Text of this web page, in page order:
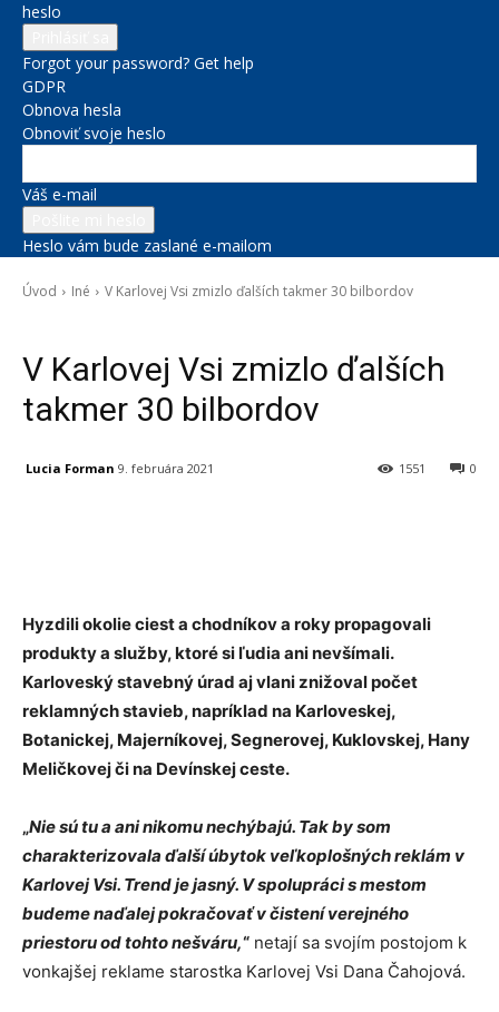
heslo
Forgot your password? Get help
GDPR
Obnova hesla
Obnoviť svoje heslo
Váš e-mail
Heslo vám bude zaslané e-mailom
Úvod Iné V Karlovej Vsi zmizlo ďalších takmer 30 bilbordov
V Karlovej Vsi zmizlo ďalších
takmer 30 bilbordov
Lucia Forman 9. februára 2021 0
1551
Hyzdili okolie ciest a chodníkov a roky propagovali
produkty a služby, ktoré si ľudia ani nevšímali.
Karloveský stavebný úrad aj vlani znižoval počet
reklamných stavieb, napríklad na Karloveskej,
Botanickej, Majerníkovej, Segnerovej, Kuklovskej, Hany
Meličkovej či na Devínskej ceste.
„Nie sú tu a ani nikomu nechýbajú. Tak by som
charakterizovala ďalší úbytok veľkoplošných reklám v
Karlovej Vsi. Trend je jasný. V spolupráci s mestom
budeme naďalej pokračovať v čistení verejného
priestoru od tohto nešváru,“ netají sa svojím postojom k
vonkajšej reklame starostka Karlovej Vsi Dana Čahojová.